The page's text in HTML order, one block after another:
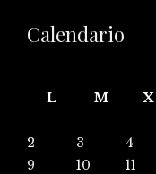
Calendario
L
M X
2
3 4
9
10 11